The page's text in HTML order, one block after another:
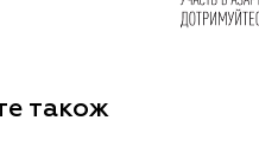
також